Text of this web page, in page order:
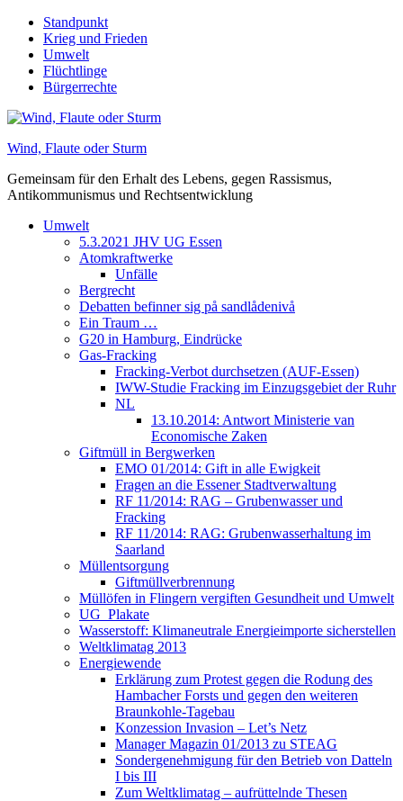
Skip
content
Standpunkt
Krieg und Frieden
Umwelt
Flüchtlinge
Bürgerrechte
Wind, Flaute oder Sturm
Gemeinsam für den Erhalt des Lebens, gegen Rassismus,
Antikommunismus und Rechtsentwicklung
Umwelt
5.3.2021 JHV UG Essen
Atomkraftwerke
Unfälle
Bergrecht
Debatten befinner sig på sandlådenivå
Ein Traum …
G20 in Hamburg, Eindrücke
Gas-Fracking
Fracking-Verbot durchsetzen (AUF-Essen)
IWW-Studie Fracking im Einzugsgebiet der Ruhr
NL
13.10.2014: Antwort Ministerie van
Economische Zaken
Giftmüll in Bergwerken
EMO 01/2014: Gift in alle Ewigkeit
Fragen an die Essener Stadtverwaltung
RF 11/2014: RAG – Grubenwasser und
Fracking
RF 11/2014: RAG: Grubenwasserhaltung im
Saarland
Müllentsorgung
Giftmüllverbrennung
Müllöfen in Flingern vergiften Gesundheit und Umwelt
UG_Plakate
Wasserstoff: Klimaneutrale Energieimporte sicherstellen
Weltklimatag 2013
Energiewende
Erklärung zum Protest gegen die Rodung des
Hambacher Forsts und gegen den weiteren
Braunkohle-Tagebau
Konzession Invasion – Let’s Netz
Manager Magazin 01/2013 zu STEAG
Sondergenehmigung für den Betrieb von Datteln
I bis III
Zum Weltklimatag – aufrüttelnde Thesen